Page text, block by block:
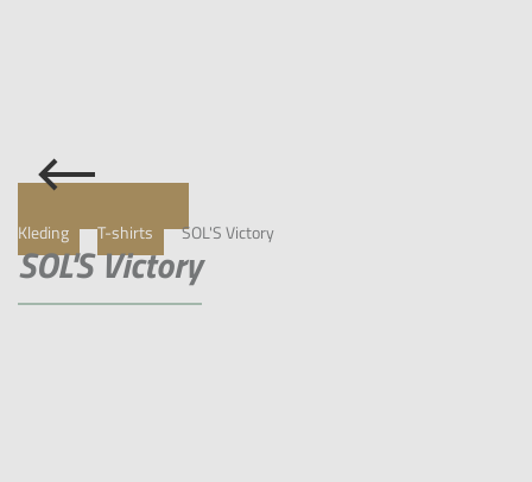
Kleding T-shirts SOL'S Victory
SOL'S Victory